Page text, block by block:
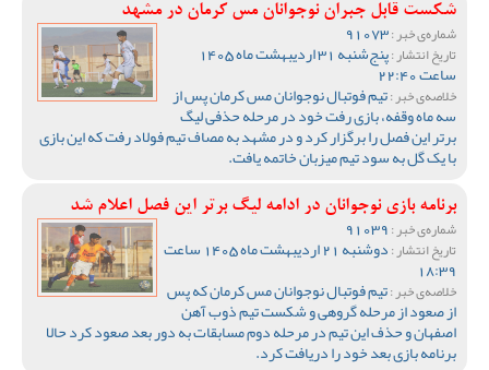
شکست قابل جبران نوجوانان مس کرمان در مشهد
شماره‌ی خبر :
تاریخ انتشار : پنج‌شنبه 31 اردیبهشت ماه 1405
ساعت 22:40
خلاصه‌ی خبر :تیم فوتبال نوجوانان مس کرمان پس از
سه ماه وقفه، بازی رفت خود در مرحله حذفی لیگ
برتر این فصل را برگزار کرد و در مشهد به مصاف تیم فولاد رفت که این بازی
با یک گل به سود تیم میزبان خاتمه یافت.
برنامه بازی نوجوانان در ادامه لیگ برتر این فصل اعلام شد
شماره‌ی خبر :
تاریخ انتشار : دوشنبه 21 اردیبهشت ماه 1405 ساعت
18:39
خلاصه‌ی خبر :تیم فوتبال نوجوانان مس کرمان که پس
از صعود از مرحله گروهی و شکست تیم ذوب آهن
اصفهان و حذف این تیم در مرحله دوم مسابقات به دور بعد صعود کرد حالا
برنامه بازی بعد خود را دریافت کرد.